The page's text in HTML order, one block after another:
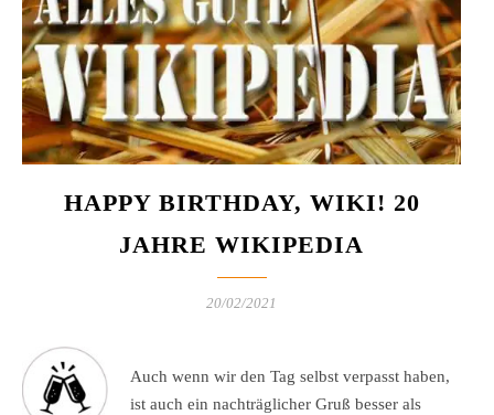
HAPPY BIRTHDAY, WIKI! 20
JAHRE WIKIPEDIA
20/02/2021
Auch wenn wir den Tag selbst verpasst haben,
ist auch ein nachträglicher Gruß besser als